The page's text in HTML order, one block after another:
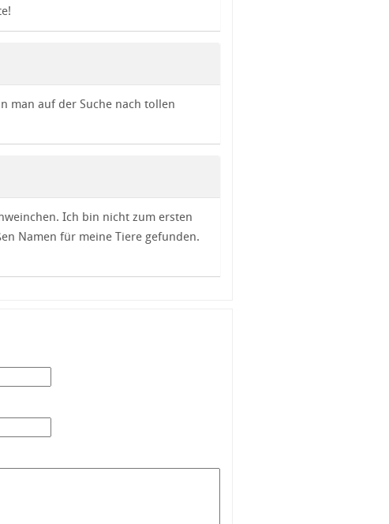
man auf der Suche nach tollen
Ich bin nicht zum ersten
Namen für meine Tiere gefunden.